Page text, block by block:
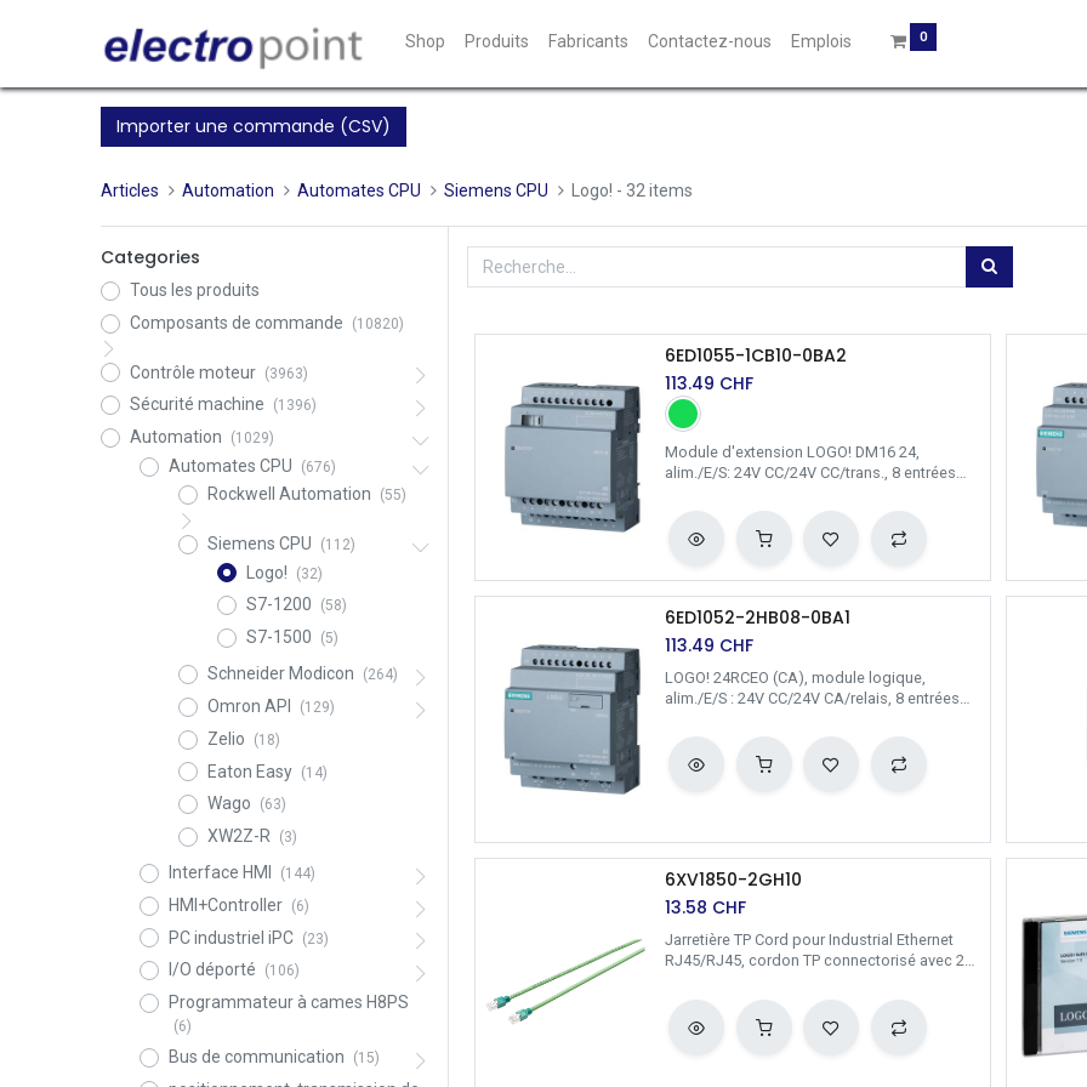
Shop Produits Fabricants Contactez-nous Emplois 0
Importer une commande (CSV)
Articles Automation Automates CPU Siemens CPU Logo! - 32 items
Categories
Tous les produits
Composants de commande
(10820)
Contrôle moteur (3963)
Sécurité machine (1396)
Automation (1029)
Automates CPU (676)
Rockwell Automation (55)
Siemens CPU (112)
Logo! (32)
S7-1200 (58)
S7-1500 (5)
Schneider Modicon (264)
Omron API (129)
Zelio (18)
Eaton Easy (14)
Wago (63)
XW2Z-R (3)
Interface HMI (144)
HMI+Controller (6)
PC industriel iPC (23)
I/O déporté (106)
Programmateur à cames H8PS
(6)
Bus de communication (15)
6ED1055-1CB10-0BA2
113.49 CHF
Module d'extension LOGO! DM16 24,
alim./E/S: 24V CC/24V CC/trans., 8 entrées
6ED1052-2HB08-0BA1
113.49 CHF
LOGO! 24RCEO (CA), module logique,
alim./E/S : 24V CC/24V CA/relais, 8 entrées
serveur Web intégré, Datalog, pages Web
cloud dans tous les appareils de base
LOGO! 8.3 / Siemens
6XV1850-2GH10
13.58 CHF
Jarretière TP Cord pour Industrial Ethernet
RJ45/RJ45, cordon TP connectorisé avec 2